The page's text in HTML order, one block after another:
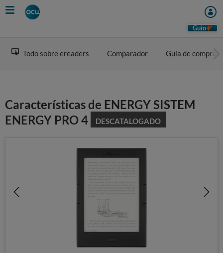
Skip
to
Guio
Todo sobre ereaders Comparador Guía de compra
Características de ENERGY SISTEM
ENERGY PRO 4
DESCATALOGADO